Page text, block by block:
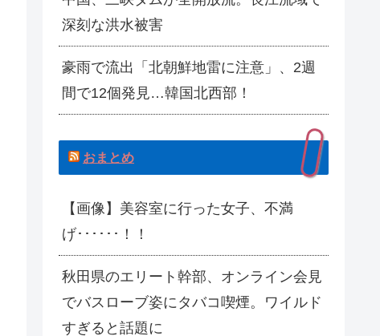
深刻な洪水被害
豪雨で流出「北朝鮮地雷に注意」、2週
間で12個発見…韓国北西部！
おまとめ
【画像】美容室に行った女子、不満
げ･･････！！
秋田県のエリート幹部、オンライン会見
でバスローブ姿にタバコ喫煙。ワイルド
すぎると話題に